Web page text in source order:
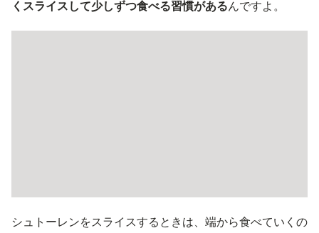
くスライスして少しずつ食べる習慣があるんですよ。
シュトーレンをスライスするときは、端から食べていくの